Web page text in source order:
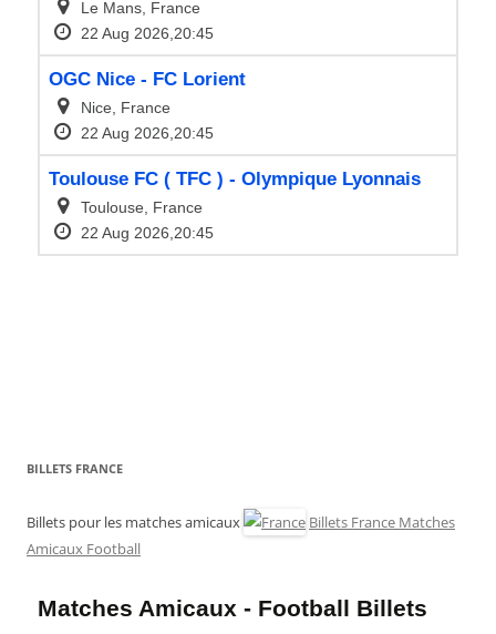
BILLETS FRANCE
Billets pour les matches amicaux
Billets France Matches
Amicaux Football